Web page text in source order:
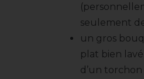
seulement
un gros
plat bien lavé
d’un